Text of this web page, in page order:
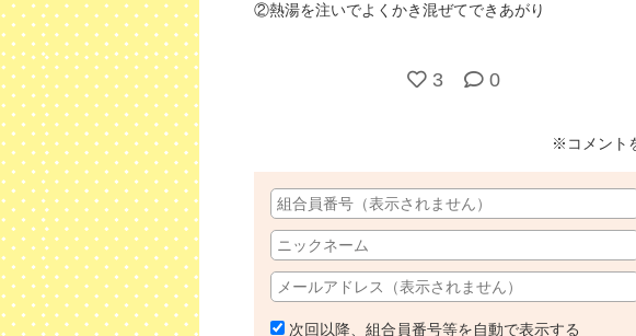
②熱湯を注いでよくかき混ぜてできあがり
3 0
※コメント
次回以降、組合員番号等を自動で表示する